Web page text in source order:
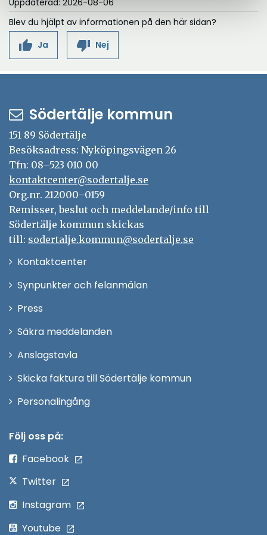
Uppdaterad: 2026-08-06
Blev du hjälpt av informationen på den här sidan?
thumb_up Ja thumb_down Nej
Södertälje kommun
151 89 Södertälje
Besöksadress: Nyköpingsvägen 26
Tfn: 08–523 010 00
kontaktcenter@sodertalje.se
Org.nr. 212000–0159
Remisser, beslut och meddelande/info till
Södertälje kommun skickas
till: sodertalje.kommun@sodertalje.se
KontaktcenterÖppna
Synpunkter och felanmälan
Press
fönster
Säkra meddelanden
Anslagstavla
Skicka faktura till Södertälje kommun
PersonalingångÖppna
Följ oss på:
Facebook
Twitter
Instagram
Youtube